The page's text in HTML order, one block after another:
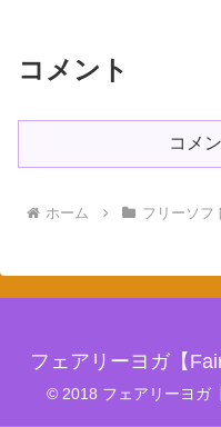
コメント
コメ
ホーム フリーソフ
フェアリーヨガ【
© 2018 フェアリーヨガ